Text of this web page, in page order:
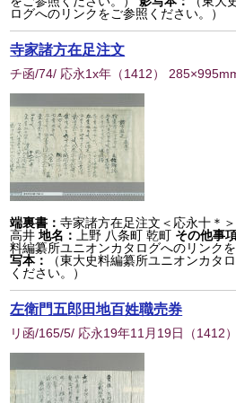
ログへのリンクをご参照ください。）
寺家諸方在足注文
チ函/74/ 応永1x年 （1412）
端裏書：寺家諸方在足注文＜応永十＊＞
高井 地名： 上野 八条町 乾町 その他事
料編纂所ユニオンカタログへのリンク
写本：
（東大史料編纂所ユニオンカタ
ください。）
左衛門五郎田地百姓職売券
リ函/165/5/ 応永19年11月19日 （1412